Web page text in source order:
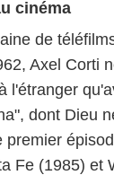
cinéma
de
Axel Corti
l'étranger
dont Dieu
premier
Fe (1985) et